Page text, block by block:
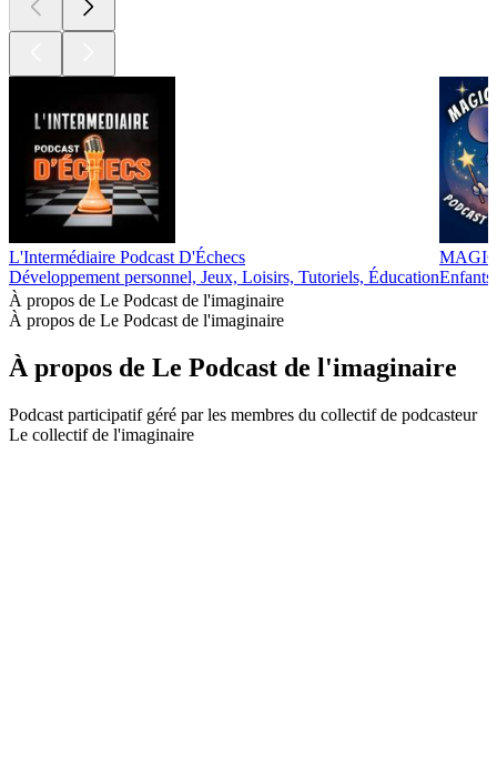
L'Intermédiaire Podcast D'Échecs
Développement personnel, Jeux, Loisirs, Tutoriels, Éducation
À propos de Le Podcast de l'imaginaire
À propos de Le Podcast de l'imaginaire
À propos de Le Podcast de l'imaginaire
Podcast participatif géré par les membres du collectif de podcasteur
Le collectif de l'imaginaire